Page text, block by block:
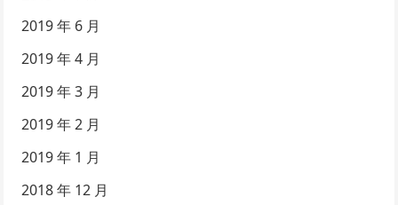
2019 年 6 月
2019 年 4 月
2019 年 3 月
2019 年 2 月
2019 年 1 月
2018 年 12 月